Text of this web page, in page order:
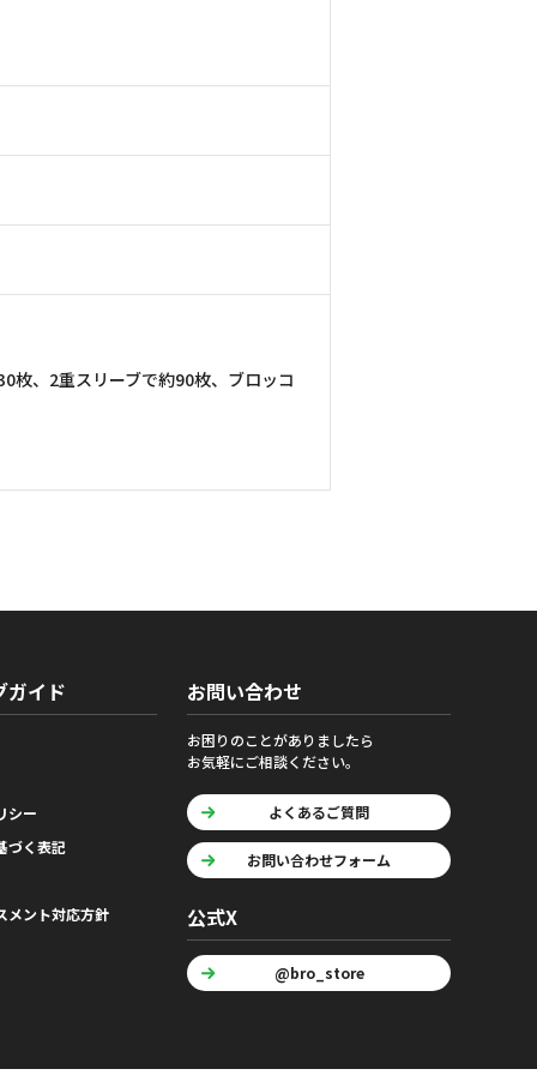
枚、2重スリーブで約90枚、ブロッコ
ガイド
シー
づく表記
メント対応方針
お問い合わせ
お困りのことがありましたら
お気軽にご相談ください。
よくあるご質問
お問い合わせフォーム
公式X
@bro_store